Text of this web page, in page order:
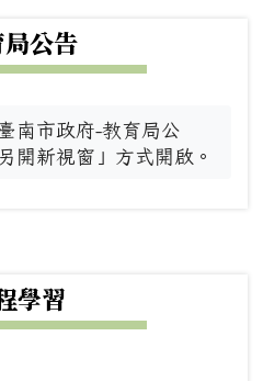
公告
南市政府-教育局公
開新視窗」方式開啟。
學習